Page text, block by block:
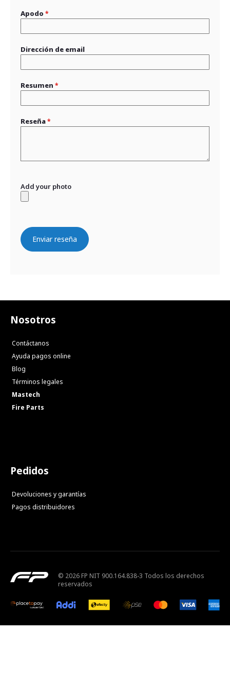
Apodo
Dirección de email
Resumen
Reseña
Add your photo
Enviar reseña
Nosotros
Contáctanos
Ayuda pagos online
Blog
Términos legales
Mastech
Fire Parts
Pedidos
Devoluciones y garantías
Pagos distribuidores
© 2026 FP NIT 900.164.838-3 Todos los derechos
reservados